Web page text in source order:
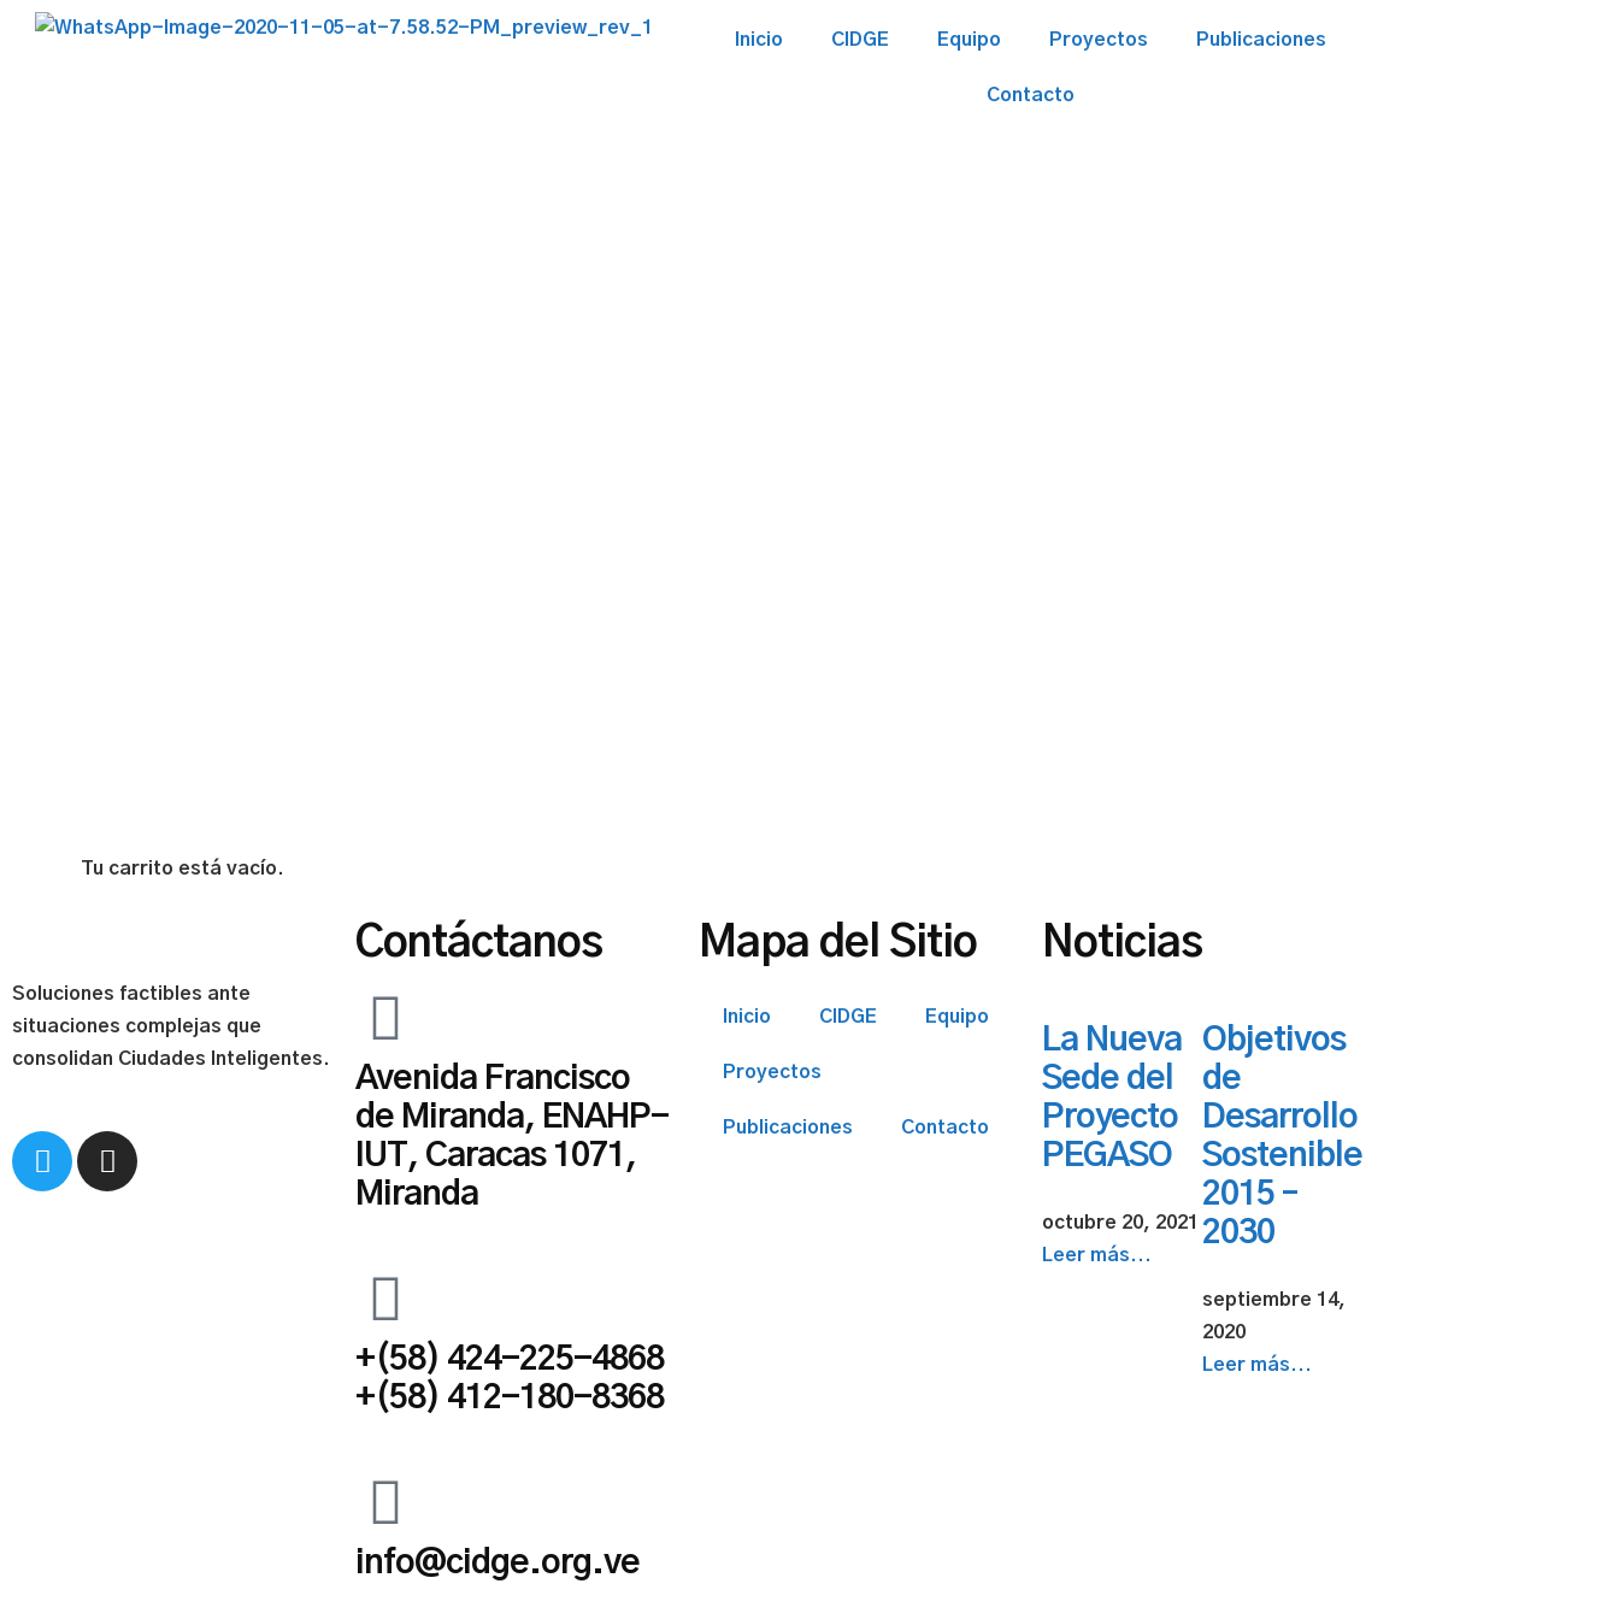
Inicio CIDGE Equipo Proyectos Publicaciones
Contacto
Tu carrito está vacío.
Soluciones factibles ante
situaciones complejas que
consolidan Ciudades Inteligentes.
Contáctanos
Avenida Francisco
de Miranda, ENAHP-
IUT, Caracas 1071,
Miranda
+(58) 424-225-4868
+(58) 412-180-8368
info@cidge.org.ve
Mapa del Sitio
Inicio CIDGE Equipo
Proyectos
Publicaciones Contacto
Noticias
La Nueva
Sede del
Proyecto
PEGASO
octubre 20, 2021
Leer más...
Objetivos
de
Desarrollo
Sostenible
2015 –
2030
septiembre 14,
2020
Leer más...